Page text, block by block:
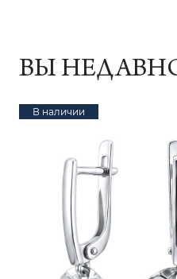
ВЫ
В наличии